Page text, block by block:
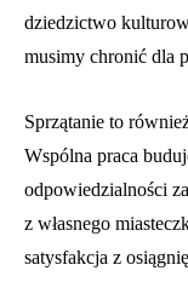
dziedzictwo
musimy chronić dla
Sprzątanie to
Wspólna praca
odpowiedzialności
z własnego
satysfakcja z